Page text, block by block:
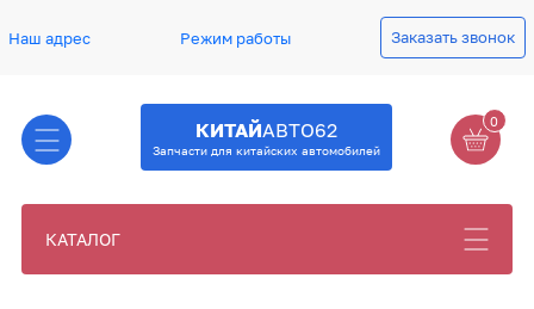
Наш адрес Режим работы Заказать звонок
КИТАЙАВТО62
Запчасти для китайских автомобилей
0
КАТАЛОГ